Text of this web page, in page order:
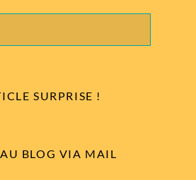
SURPRISE !
BLOG VIA MAIL